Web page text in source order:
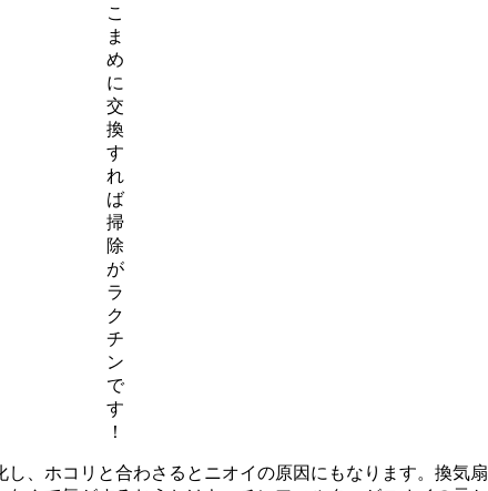
こ
ま
め
に
交
換
す
れ
ば
掃
除
が
ラ
ク
チ
ン
で
す
！
、ホコリと合わさるとニオイの原因にもなります。換気扇